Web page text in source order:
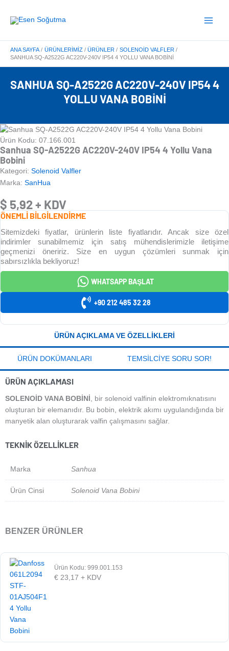
atla
Menu
ANA SAYFA ÜRÜNLERIMIZ ÜRÜNLER
SOLENOID VALFLER
SANHUA SQ-A2522G AC220V-240V IP54 4 YOLLU VANA BOBINI
SANHUA SQ-A2522G AC220V-240V IP54 4
YOLLU VANA BOBINI
Ürün Kodu: 07.166.001
Sanhua SQ-A2522G AC220V-240V IP54 4 Yollu Vana
Bobini
Kategori: Solenoid Valfler
Marka: SanHua
$ 5,92+ KDV
ÖNEMLİ BİLGİLENDİRME
Sitemizdeki fiyatlar, ürünlerin liste fiyatlarıdır. Ancak size özel
indirimler sunabilmemiz için satış mühendislerimizle iletişime
geçmenizi öneririz. Size en uygun çözümleri sunmak için
sabırsızlıkla bekliyoruz!
WHATSAPP BAŞLAT
+90 212 485 32 28
ÜRÜN AÇIKLAMA VE ÖZELLIKLERI
ÜRÜN DOKÜMANLARI TEMSILCIYE SORU SOR!
ÜRÜN AÇIKLAMASI
SOLENOID VANA BOBINI, bir solenoid valfinin elektromıknatısını
oluşturan bir elemanıdır. Bu bobin, elektrik akımı uygulandığında bir
manyetik alan oluşturarak valfin çalışmasını sağlar.
TEKNIK ÖZELLIKLER
Marka Sanhua
Ürün Cinsi Solenoid Vana Bobini
BENZER ÜRÜNLER
Ürün Kodu: 999.001.153
€ 23,17 + KDV